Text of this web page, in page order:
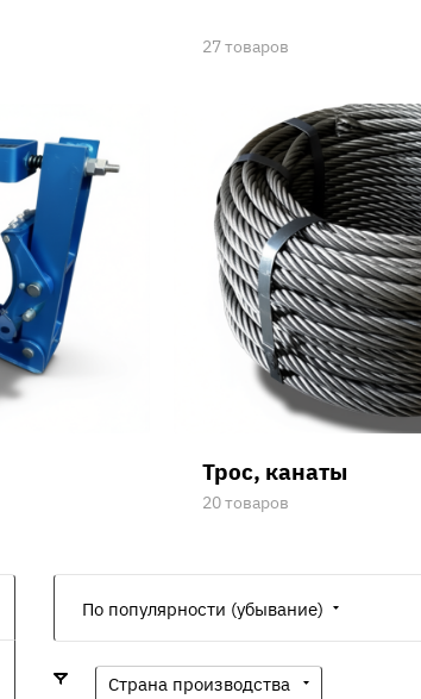
27 товаров
Трос, канаты
20 товаров
По популярности (убывание)
Страна производства